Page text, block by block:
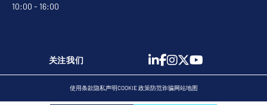
10:00 - 16:00
关注我们
使用条款隐私声明COOKIE 政策防范诈骗网站地图